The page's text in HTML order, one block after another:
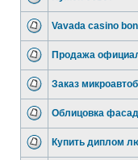
Vavada casino
Продажа
Заказ
Облицовка
Купить диплом